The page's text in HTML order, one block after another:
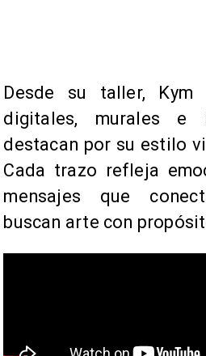
​Desde su taller,
digitales, murales e
destacan por su estilo
Cada trazo refleja
mensajes que
buscan arte con